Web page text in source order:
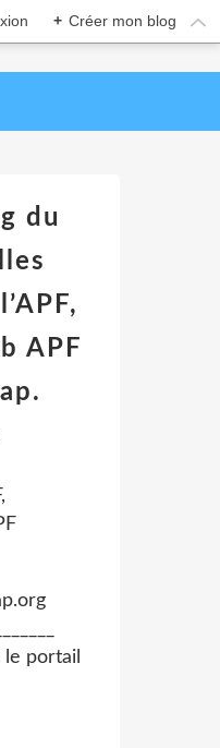
+ Créer mon blog
du
APF
le portail